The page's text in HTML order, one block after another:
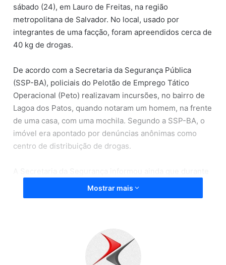
sábado (24), em Lauro de Freitas, na região
metropolitana de Salvador. No local, usado por
integrantes de uma facção, foram apreendidos cerca de
40 kg de drogas.
De acordo com a Secretaria da Segurança Pública
(SSP-BA), policiais do Pelotão de Emprego Tático
Operacional (Peto) realizavam incursões, no bairro de
Lagoa dos Patos, quando notaram um homem, na frente
de uma casa, com uma mochila. Segundo a SSP-BA, o
imóvel era apontado por denúncias anônimas como
centro de distribuição de drogas.
aproximação dos PMs, o suspeito correu, entrou na
casa, subiu para o telhado e fugiu, deixando cair um
três balanças, embalagens plásticas e um caderno com
registros das vendas ilícitas.
Mostrar mais